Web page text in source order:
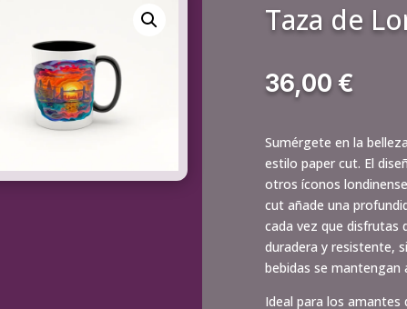
Taza de
36,00 €
Sumérgete en la
estilo paper cut. El
otros íconos
cut añade una
cada vez que disfrutas
duradera y resistente,
bebidas se mantengan
Ideal para los